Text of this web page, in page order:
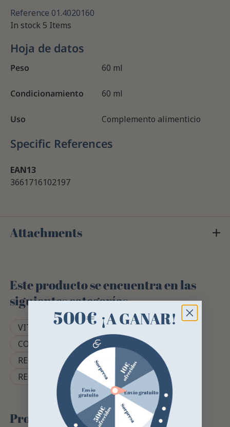
Reference 01.4020160
In stock 5 Items
Hoja de datos
Peso 60 ml
Condicionamiento 60 ml
Uso Complemento alimenticio
Specific References
EAN13
3661716102197
Attachments
Este producto se encuentra en las
siguientes categorías
VITAMINAS
PARA EL CONCURSO
COMPLEMENTO NUTRICIONAL
RECUPERACIÓN
BOOSTER
RECUPERACIÓN CABALLO DE CONCURSO
Productos similares
500€ ¡A GANAR!